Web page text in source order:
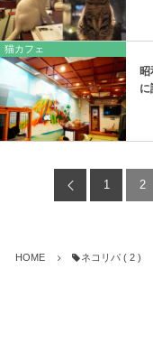
猫カフェ
昭
1 2
HOME ネコリパ ( 2 )